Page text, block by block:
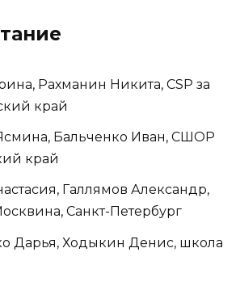
Рахманин Никита, CSP за
край
Бальченко Иван, СШОР
край
Галлямов Александр,
Санкт-Петербург
Дарья, Ходыкин Денис, школа